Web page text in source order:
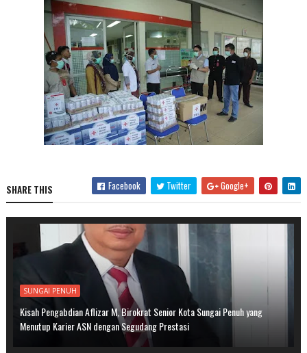
SHARE THIS Facebook Twitter Google+
SUNGAI PENUH
Kisah Pengabdian Aflizar M, Birokrat Senior Kota Sungai Penuh yang
Menutup Karier ASN dengan Segudang Prestasi